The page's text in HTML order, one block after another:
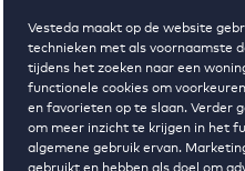
Vesteda maakt op de website
technieken met als voornaamste
tijdens het zoeken naar een
functionele cookies om
en favorieten op te slaan. Verder
om meer inzicht te krijgen in het
algemene gebruik ervan.
Regelmatig beschikbaar